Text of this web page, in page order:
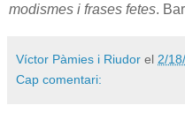
modismes i frases fetes.
Víctor Pàmies i Riudor el 2/
Cap comentari: